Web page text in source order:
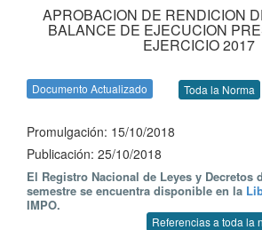
APROBACION DE RENDICION
BALANCE DE EJECUCION
EJERCICIO 2017
Documento Actualizado Toda la Norma
Promulgación: 15/10/2018
Publicación: 25/10/2018
El Registro Nacional de Leyes y Decretos
semestre se encuentra disponible en la
IMPO.
Referencias a toda la